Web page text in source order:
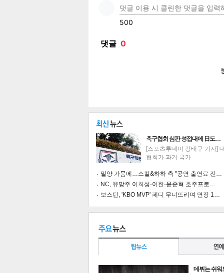
트위 카카
축구협회 심판 성접대에 日도…
[스포츠투데이 강태구 기자]
협회가 과거 국가…
밀양 가뭄에…스컬&하하 측 "공연 출연료 전…
NC, 유망주 이희성·이한·윤준혁 호주프로…
보스턴, 'KBO MVP' 페디 무너뜨리며 연장 1…
데뷔는 쉬워